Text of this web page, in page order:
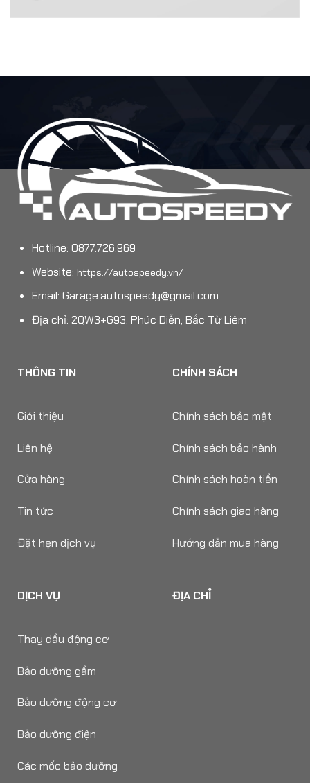
Hotline: 0877.726.969
Website: https://autospeedy.vn/
Email: Garage.autospeedy@gmail.com
Địa chỉ: 2QW3+G93, Phúc Diễn, Bắc Từ Liêm
THÔNG TIN
Giới thiệu
Liên hệ
Cửa hàng
Tin tức
Đặt hẹn dịch vụ
CHÍNH SÁCH
Chính sách bảo mật
Chính sách bảo hành
Chính sách hoàn tiền
Chính sách giao hàng
Hướng dẫn mua hàng
DỊCH VỤ
Thay dầu động cơ
Bảo dưỡng gầm
Bảo dưỡng động cơ
Bảo dưỡng điện
Các mốc bảo dưỡng
ĐỊA CHỈ